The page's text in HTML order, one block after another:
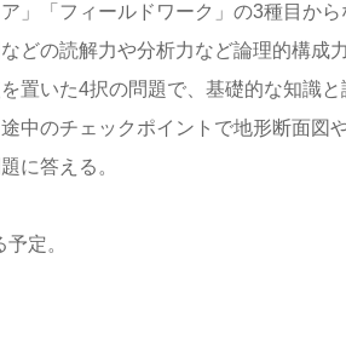
」「フィールドワーク」の3種目か
どの読解力や分析力など論理的構成
置いた4択の問題で、基礎的な知識
中のチェックポイントで地形断面図
に答える。
定。